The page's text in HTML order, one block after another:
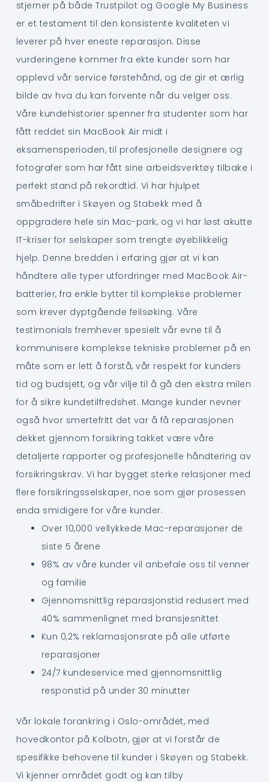
stjerner på både Trustpilot og Google My Business
er et testament til den konsistente kvaliteten vi
leverer på hver eneste reparasjon. Disse
vurderingene kommer fra ekte kunder som har
opplevd vår service førstehånd, og de gir et ærlig
bilde av hva du kan forvente når du velger oss.
Våre kundehistorier spenner fra studenter som har
fått reddet sin MacBook Air midt i
eksamensperioden, til profesjonelle designere og
fotografer som har fått sine arbeidsverktøy tilbake i
perfekt stand på rekordtid. Vi har hjulpet
småbedrifter i Skøyen og Stabekk med å
oppgradere hele sin Mac-park, og vi har løst akutte
IT-kriser for selskaper som trengte øyeblikkelig
hjelp. Denne bredden i erfaring gjør at vi kan
håndtere alle typer utfordringer med MacBook Air-
batterier, fra enkle bytter til komplekse problemer
som krever dyptgående feilsøking. Våre
testimonials fremhever spesielt vår evne til å
kommunisere komplekse tekniske problemer på en
måte som er lett å forstå, vår respekt for kunders
tid og budsjett, og vår vilje til å gå den ekstra milen
for å sikre kundetilfredshet. Mange kunder nevner
også hvor smertefritt det var å få reparasjonen
dekket gjennom forsikring takket være våre
detaljerte rapporter og profesjonelle håndtering av
forsikringskrav. Vi har bygget sterke relasjoner med
flere forsikringsselskaper, noe som gjør prosessen
enda smidigere for våre kunder.
Over 10,000 vellykkede Mac-reparasjoner de
siste 5 årene
98% av våre kunder vil anbefale oss til venner
og familie
Gjennomsnittlig reparasjonstid redusert med
40% sammenlignet med bransjesnittet
Kun 0,2% reklamasjonsrate på alle utførte
reparasjoner
24/7 kundeservice med gjennomsnittlig
responstid på under 30 minutter
Vår lokale forankring i Oslo-området, med
hovedkontor på Kolbotn, gjør at vi forstår de
spesifikke behovene til kunder i Skøyen og Stabekk.
Vi kjenner området godt og kan tilby